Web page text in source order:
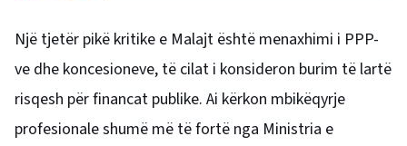
Një tjetër pikë kritike e Malajt është menaxhimi i PPP-
ve dhe koncesioneve, të cilat i konsideron burim të lartë
risqesh për financat publike. Ai kërkon mbikëqyrje
profesionale shumë më të fortë nga Ministria e